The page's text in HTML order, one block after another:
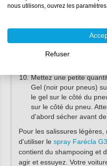
toutes les saletés
Séchez la surface avec
séchant la surface,
vous avez un véhicule
station de lavage, ce
Mettez une petite
Gel (noir pour pneus)
le gel sur le côté du
sur le côté du pneu.
d'abord sécher avant
Pour les salissures
d'utiliser le spray Farécla
contient du shampooing et
agir et essuyez. Votre
nous utilisons, ouvrez les
Refuser